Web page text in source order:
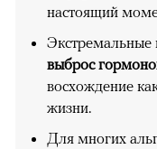
настоящий
Экстремальные
выброс
восхождение
жизни.
Для многих